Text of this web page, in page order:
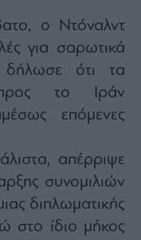
ο Ντόναλντ
για σαρωτικά
δήλωσε ότι τα
προς το Ιράν
επόμενες
απέρριψε
συνομιλιών
διπλωματικής
στο ίδιο μήκος